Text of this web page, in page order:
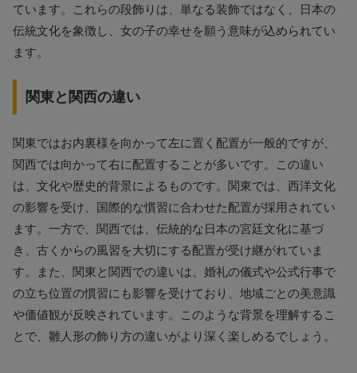
ています。これらの段飾りは、単なる装飾ではなく、日本の
伝統文化を象徴し、女の子の幸せを願う意味が込められてい
ます。
関東と関西の違い
関東ではお内裏様を向かって左に置く配置が一般的ですが、
関西では向かって右に配置することが多いです。この違い
は、文化や歴史的背景によるものです。関東では、西洋文化
の影響を受け、国際的な慣習に合わせた配置が採用されてい
ます。一方で、関西では、伝統的な日本の宮廷文化に基づ
き、古くからの風習を大切にする配置が受け継がれていま
す。また、関東と関西での違いは、婚礼の儀式や公式行事で
の立ち位置の慣習にも影響を受けており、地域ごとの美意識
や価値観が反映されています。このような背景を理解するこ
とで、雛人形の飾り方の違いがより深く楽しめるでしょう。